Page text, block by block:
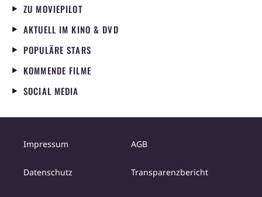
ZU MOVIEPILOT
AKTUELL IM KINO & DVD
POPULÄRE STARS
KOMMENDE FILME
SOCIAL MEDIA
Impressum AGB
Datenschutz Transparenzbericht